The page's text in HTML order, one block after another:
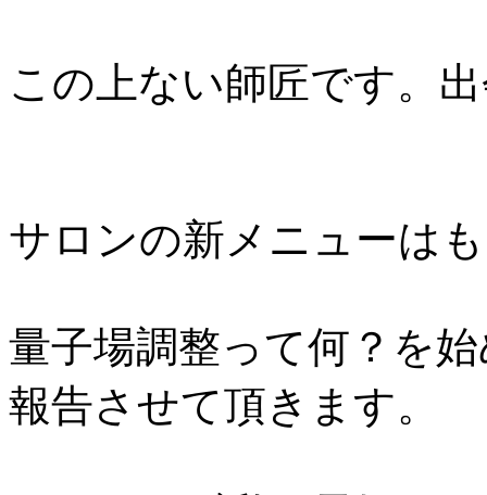
この上ない師匠です。
サロンの新メニューは
量子場調整って何？を
報告させて頂きます。